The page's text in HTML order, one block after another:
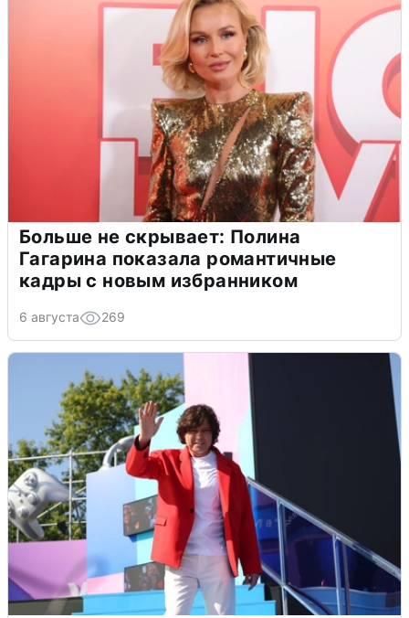
Больше не скрывает: Полина
Гагарина показала романтичные
кадры с новым избранником
6 августа 269